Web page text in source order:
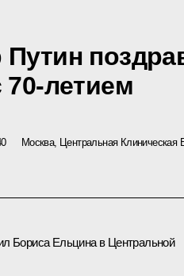
летием
Москва, Центральная Клиническая
Бориса Ельцина в Центральной